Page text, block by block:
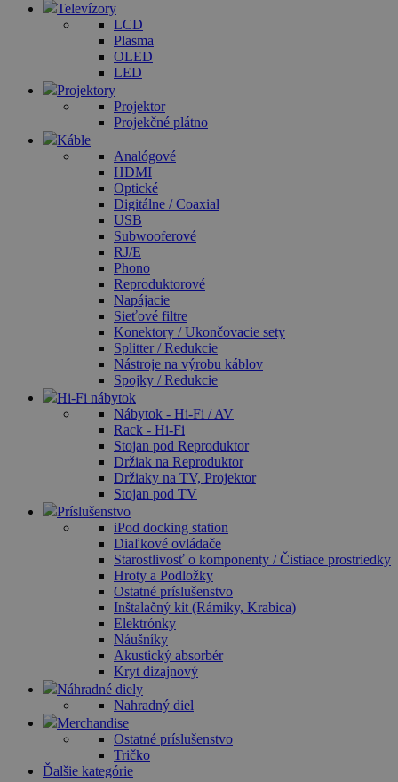
Televízory
LCD
Plasma
OLED
LED
Projektory
Projektor
Projekčné plátno
Káble
Analógové
HDMI
Optické
Digitálne / Coaxial
USB
Subwooferové
RJ/E
Phono
Reproduktorové
Napájacie
Sieťové filtre
Konektory / Ukončovacie sety
Splitter / Redukcie
Nástroje na výrobu káblov
Spojky / Redukcie
Hi-Fi nábytok
Nábytok - Hi-Fi / AV
Rack - Hi-Fi
Stojan pod Reproduktor
Držiak na Reproduktor
Držiaky na TV, Projektor
Stojan pod TV
Príslušenstvo
iPod docking station
Diaľkové ovládače
Starostlivosť o komponenty / Čistiace prostriedky
Hroty a Podložky
Ostatné príslušenstvo
Inštalačný kit (Rámiky, Krabica)
Elektrónky
Náušníky
Akustický absorbér
Kryt dizajnový
Náhradné diely
Nahradný diel
Merchandise
Ostatné príslušenstvo
Tričko
Ďalšie kategórie